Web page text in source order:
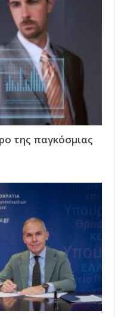
της παγκόσμιας